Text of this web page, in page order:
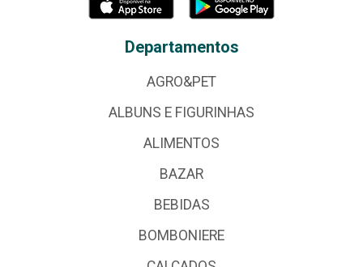
Departamentos
AGRO&PET
ALBUNS E FIGURINHAS
ALIMENTOS
BAZAR
BEBIDAS
BOMBONIERE